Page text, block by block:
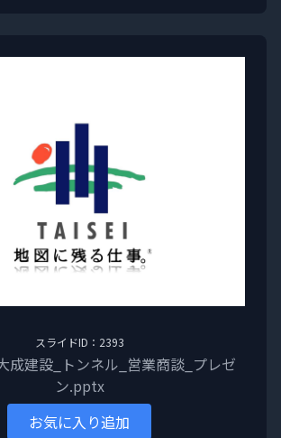
スライドID：2393
成建設_トンネル_営業商談_プレゼ
ン.pptx
お気に入り追加